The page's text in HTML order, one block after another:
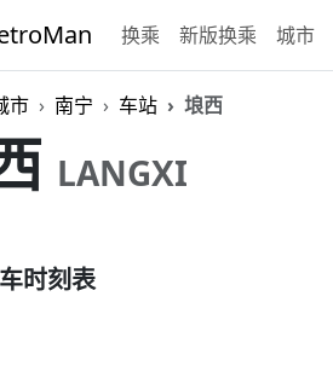
换乘 新版换乘 城市
市 南宁 车站 埌西
LANGXI
时刻表